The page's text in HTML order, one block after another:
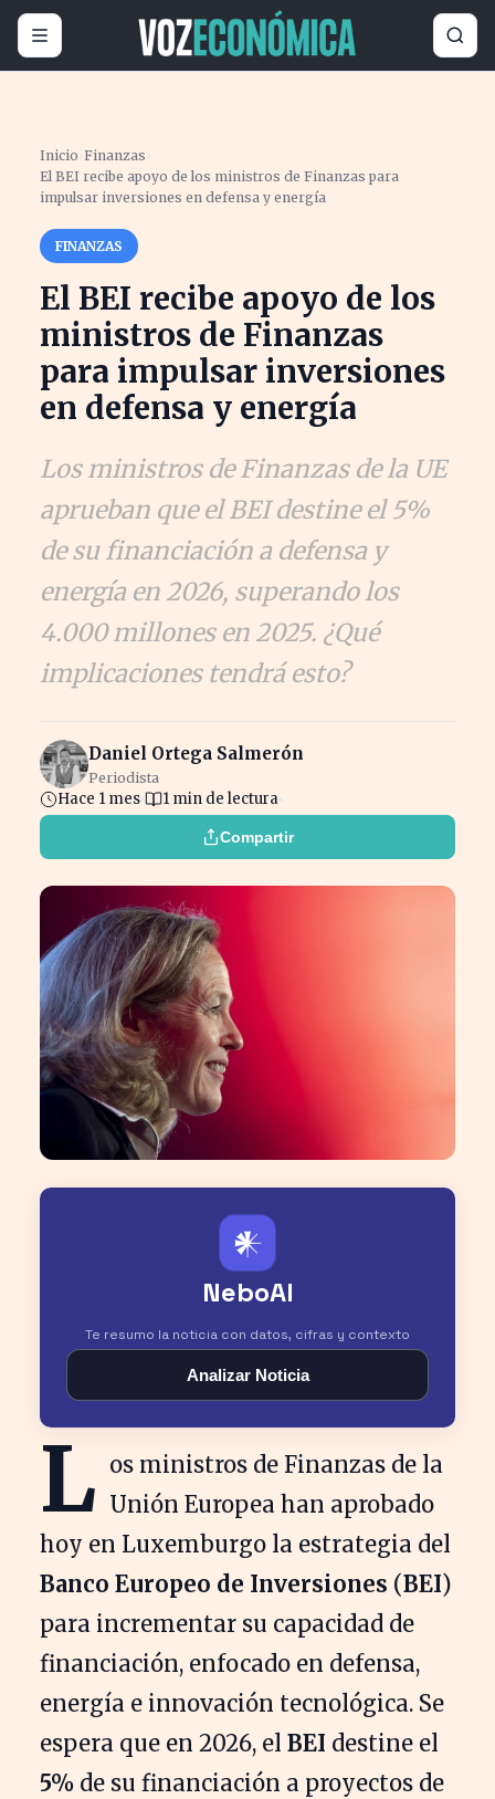
Inicio ›Finanzas ›
El BEI recibe apoyo de los ministros de Finanzas para
impulsar inversiones en defensa y energía
FINANZAS
El BEI recibe apoyo de los
ministros de Finanzas
para impulsar inversiones
en defensa y energía
Los ministros de Finanzas de la UE
aprueban que el BEI destine el 5%
de su financiación a defensa y
energía en 2026, superando los
4.000 millones en 2025. ¿Qué
implicaciones tendrá esto?
Daniel Ortega Salmerón
Periodista
Hace 1 mes 1 min de lectura
Compartir
𒀭
NeboAI
Te resumo la noticia con datos, cifras y contexto
Analizar Noticia
L os ministros de Finanzas de la
Unión Europea han aprobado
hoy en Luxemburgo la estrategia del
Banco Europeo de Inversiones (BEI)
para incrementar su capacidad de
financiación, enfocado en defensa,
energía e innovación tecnológica. Se
espera que en 2026, el BEI destine el
5% de su financiación a proyectos de